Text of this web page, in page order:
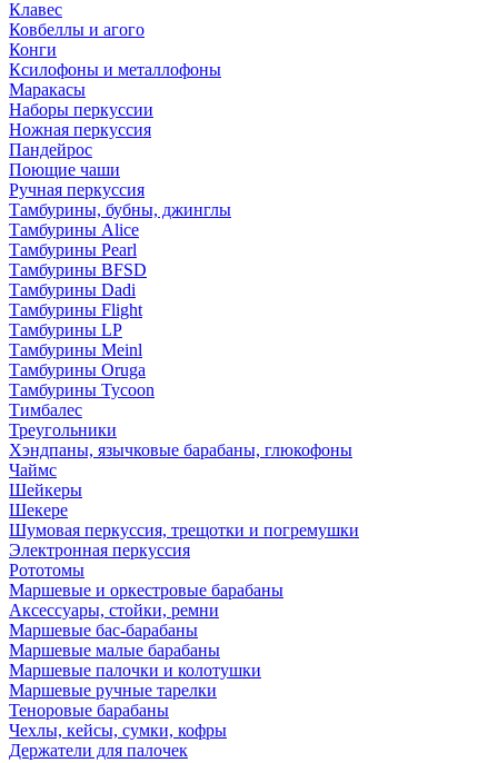
Клавес
Ковбеллы и агого
Конги
Ксилофоны и металлофоны
Маракасы
Наборы перкуссии
Ножная перкуссия
Пандейрос
Поющие чаши
Ручная перкуссия
Тамбурины, бубны, джинглы
Тамбурины Alice
Тамбурины Pearl
Тамбурины BFSD
Тамбурины Dadi
Тамбурины Flight
Тамбурины LP
Тамбурины Meinl
Тамбурины Oruga
Тамбурины Tycoon
Тимбалес
Треугольники
Хэндпаны, язычковые барабаны, глюкофоны
Чаймс
Шейкеры
Шекере
Шумовая перкуссия, трещотки и погремушки
Электронная перкуссия
Рототомы
Маршевые и оркестровые барабаны
Аксессуары, стойки, ремни
Маршевые бас-барабаны
Маршевые малые барабаны
Маршевые палочки и колотушки
Маршевые ручные тарелки
Теноровые барабаны
Чехлы, кейсы, сумки, кофры
Держатели для палочек